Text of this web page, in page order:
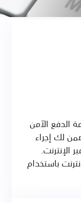
الدفع الآمن
لك إجراء
الإنترنت.
باستخدام